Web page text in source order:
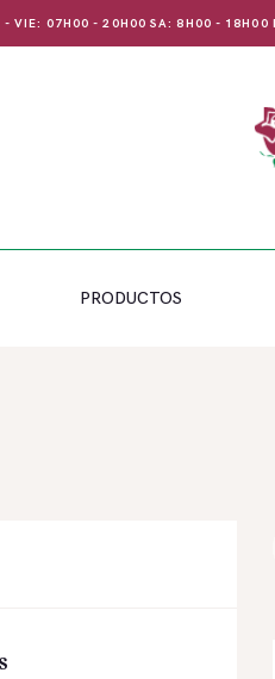
- VIE: 07H00 - 20H00 SA: 8H00 - 18H00
PRODUCTOS